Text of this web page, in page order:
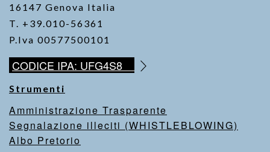
16147 Genova Italia
T. +39.010-56361
P.Iva 00577500101
CODICE IPA: UFG4S8
Strumenti
Amministrazione Trasparente
Segnalazione illeciti (WHISTLEBLOWING)
Albo Pretorio